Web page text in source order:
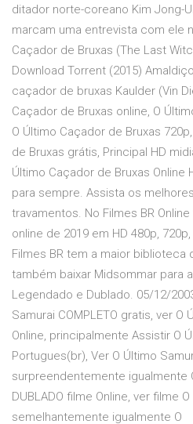
ditador norte-coreano Kim Jong-
marcam uma entrevista com ele
Caçador de Bruxas (The Last
Download Torrent (2015)
caçador de bruxas Kaulder (Vin
Caçador de Bruxas online, O
O Último Caçador de Bruxas
de Bruxas grátis, Principal HD
Último Caçador de Bruxas Online
para sempre. Assista os
travamentos. No Filmes BR
online de 2019 em HD 480p,
Filmes BR tem a maior biblioteca
também baixar Midsommar para
Legendado e Dublado. 05/12/
Samurai COMPLETO gratis, ver O
Online, principalmente Assistir O
Portugues(br), Ver O Último
surpreendentemente igualmente
DUBLADO filme Online, ver filme
semelhantemente igualmente O